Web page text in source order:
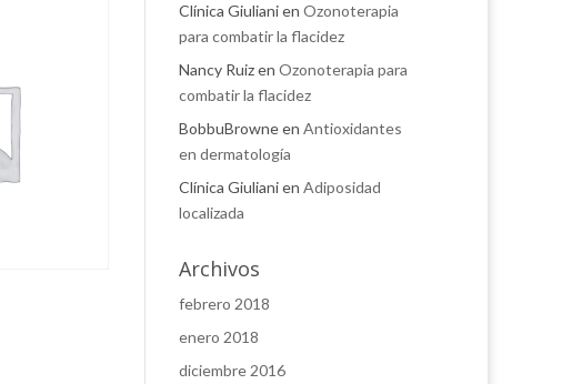
Clínica Giulianien Ozonoterapia
para combatir la flacidez
Nancy Ruizen Ozonoterapia para
combatir la flacidez
BobbuBrowneen Antioxidantes
en dermatología
Clínica Giulianien Adiposidad
localizada
Archivos
febrero 2018
enero 2018
diciembre 2016